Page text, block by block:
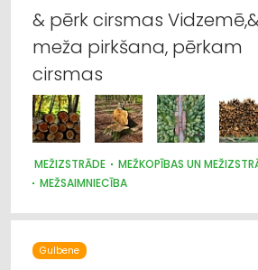
& pērk cirsmas
meža pirkšana, pērkam
cirsmas
MEŽIZSTRĀDE
MEŽKOPĪBAS UN
MEŽSAIMNIECĪBA
Gulbene